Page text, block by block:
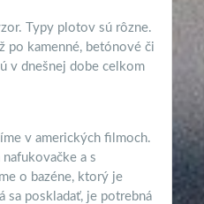
Typy plotov sú rôzne.
po kamenné, betónové či
v dnešnej dobe celkom
v amerických filmoch.
a s
o bazéne, ktorý je
sa poskladať, je potrebná